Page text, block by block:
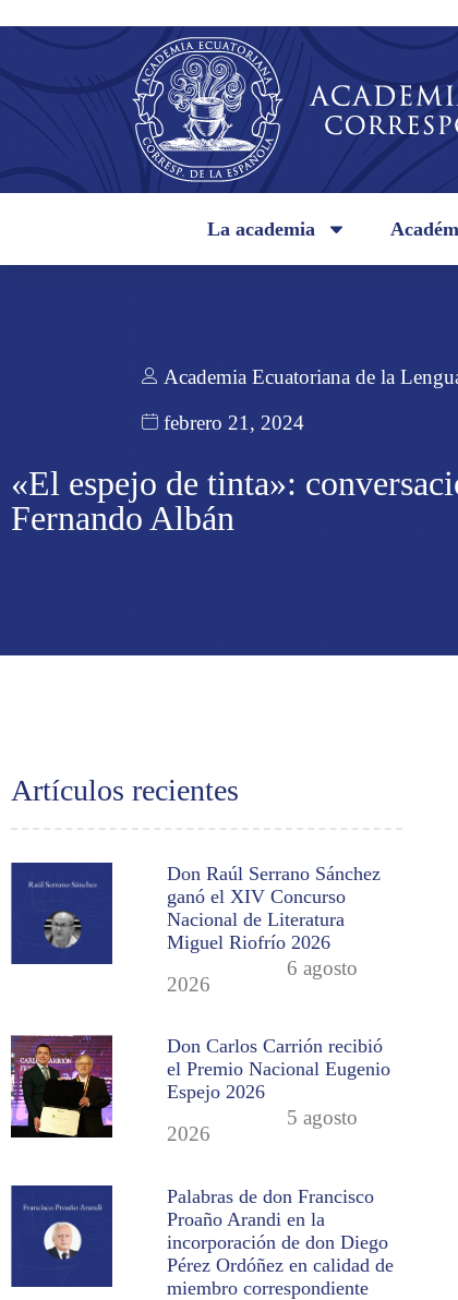
La academia
Academia Ecuatoriana de la
febrero 21, 2024
«El espejo de tinta»:
Fernando Albán
Artículos recientes
Don Raúl Serrano Sánchez
ganó el XIV Concurso
Nacional de Literatura
Miguel Riofrío 2026
6 agosto
2026
Don Carlos Carrión recibió
el Premio Nacional Eugenio
Espejo 2026
5 agosto
2026
Palabras de don Francisco
Proaño Arandi en la
incorporación de don Diego
Pérez Ordóñez en calidad de
miembro correspondiente